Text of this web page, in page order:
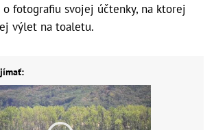
fotografiu svojej účtenky, na ktorej
výlet na toaletu.